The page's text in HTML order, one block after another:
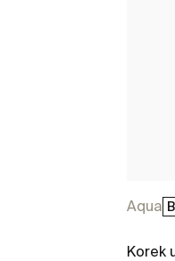
Aqua
Korek